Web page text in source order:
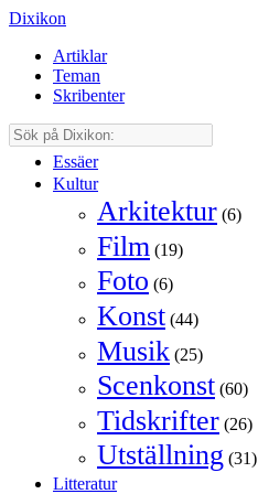
Dixikon
Artiklar
Teman
Skribenter
Essäer
Kultur
Arkitektur (6)
Film (19)
Foto (6)
Konst (44)
Musik (25)
Scenkonst (60)
Tidskrifter (26)
Utställning (31)
Litteratur